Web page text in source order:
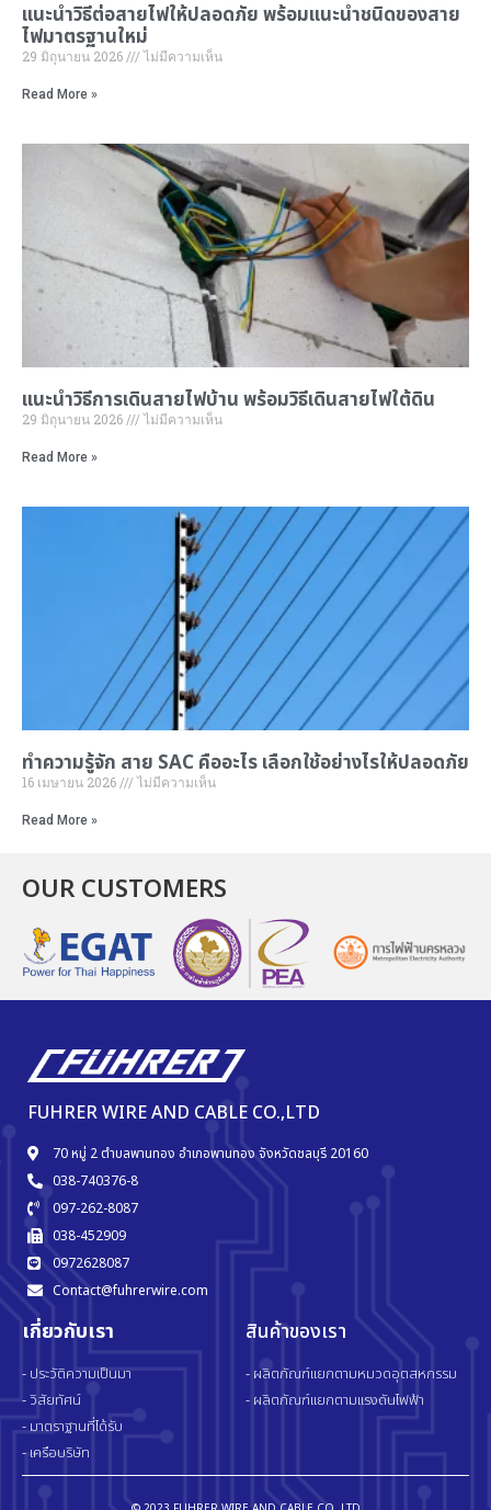
แนะนำวิธีต่อสายไฟให้ปลอดภัย พร้อมแนะนำชนิดของสาย
ไฟมาตรฐานใหม่
29 มิถุนายน 2026 ไม่มีความเห็น
Read More »
แนะนำวิธีการเดินสายไฟบ้าน พร้อมวิธีเดินสายไฟใต้ดิน
29 มิถุนายน 2026 ไม่มีความเห็น
Read More »
ทำความรู้จัก สาย SAC คืออะไร เลือกใช้อย่างไรให้ปลอดภัย
16 เมษายน 2026 ไม่มีความเห็น
Read More »
OUR CUSTOMERS
FUHRER WIRE AND CABLE CO.,LTD
70 หมู่ 2 ตำบลพานทอง อำเภอพานทอง จังหวัดชลบุรี 20160
038-740376-8
097-262-8087
038-452909
0972628087
Contact@fuhrerwire.com
เกี่ยวกับเรา
- ประวัติความเป็นมา
- วิสัยทัศน์
- มาตราฐานที่ได้รับ
- เครือบริษัท
สินค้าของเรา
- ผลิตภัณฑ์แยกตามหมวดอุตสหกรรม
- ผลิตภัณฑ์แยกตามแรงดันไฟฟ้า